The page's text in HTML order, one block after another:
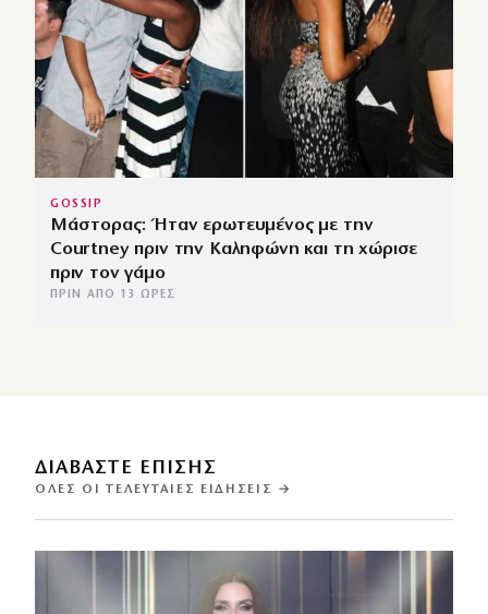
GOSSIP
Μάστορας: Ήταν ερωτευμένος με την
Courtney πριν την Καληφώνη και τη χώρισε
πριν τον γάμο
ΠΡΙΝ ΑΠΌ 13 ΏΡΕΣ
ΔΙΑΒΑΣΤΕ ΕΠΙΣΗΣ
ΌΛΕΣ ΟΙ ΤΕΛΕΥΤΑΊΕΣ ΕΙΔΉΣΕΙΣ →